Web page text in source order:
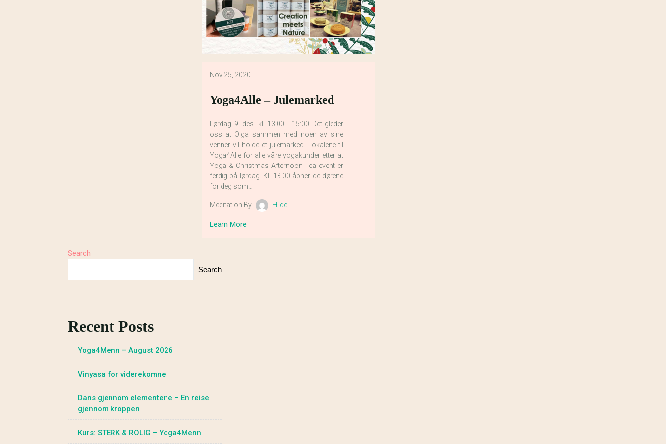
Nov 25, 2020
Yoga4Alle – Julemarked
Lørdag 9. des. kl. 13:00 - 15:00 Det gleder
oss at Olga sammen med noen av sine
venner vil holde et julemarked i lokalene til
Yoga4Alle for alle våre yogakunder etter at
Yoga & Christmas Afternoon Tea event er
ferdig på lørdag. Kl. 13.00 åpner de dørene
for deg som…
Meditation By Hilde
Learn More
Search
Search
Recent Posts
Yoga4Menn – August 2026
Vinyasa for viderekomne
Dans gjennom elementene – En reise
gjennom kroppen
Kurs: STERK & ROLIG – Yoga4Menn